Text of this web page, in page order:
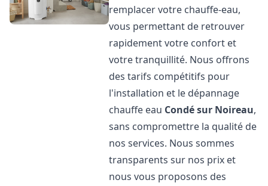
remplacer votre chauffe-eau,
vous permettant de retrouver
rapidement votre confort et
votre tranquillité. Nous offrons
des tarifs compétitifs pour
l'installation et le dépannage
chauffe eau Condé sur Noireau,
sans compromettre la qualité de
nos services. Nous sommes
transparents sur nos prix et
nous vous proposons des